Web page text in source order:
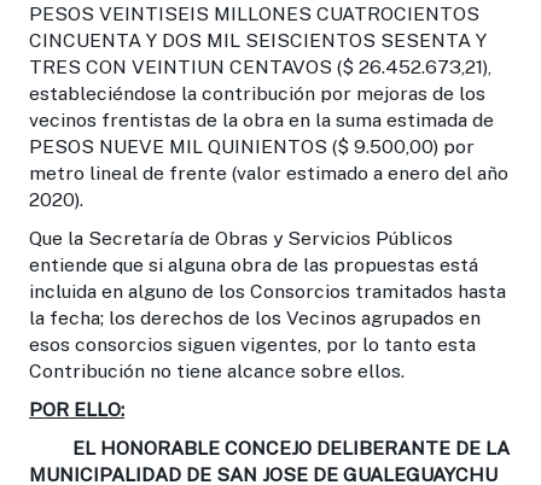
PESOS VEINTISEIS MILLONES CUATROCIENTOS
CINCUENTA Y DOS MIL SEISCIENTOS SESENTA Y
TRES CON VEINTIUN CENTAVOS ($ 26.452.673,21),
estableciéndose la contribución por mejoras de los
vecinos frentistas de la obra en la suma estimada de
PESOS NUEVE MIL QUINIENTOS ($ 9.500,00) por
metro lineal de frente (valor estimado a enero del año
2020).
Que la Secretaría de Obras y Servicios Públicos
entiende que si alguna obra de las propuestas está
incluida en alguno de los Consorcios tramitados hasta
la fecha; los derechos de los Vecinos agrupados en
esos consorcios siguen vigentes, por lo tanto esta
Contribución no tiene alcance sobre ellos.
POR ELLO:
EL HONORABLE CONCEJO DELIBERANTE DE LA
MUNICIPALIDAD DE SAN JOSE DE GUALEGUAYCHU